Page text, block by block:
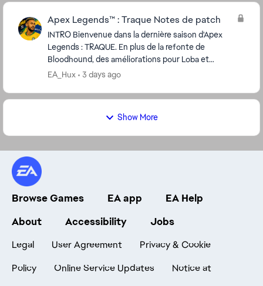
Apex Legends™ : Traque Notes de patch
INTRO Bienvenue dans la dernière saison d'Apex
Legends : TRAQUE. En plus de la refonte de
Bloodhound, des améliorations pour Loba et
Rampart, d'une refonte des systèmes d'armes
EA_Hux 3 days ago
Show More
Browse Games EA app
EA Help
About
Accessibility Jobs
Legal User Agreement
Privacy & Cookie
Policy
Online Service Updates
Notice at